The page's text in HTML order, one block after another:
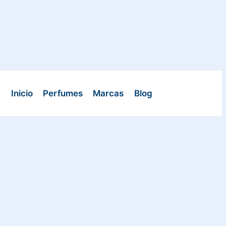
Inicio Perfumes Marcas Blog